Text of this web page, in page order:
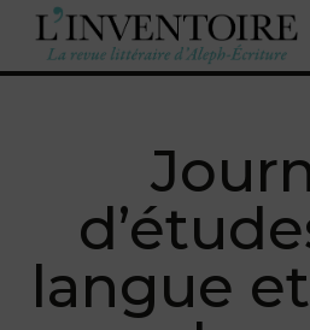
langue